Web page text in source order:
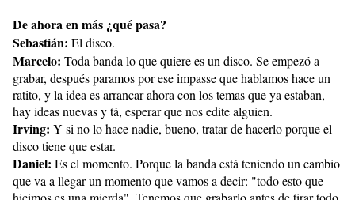
De ahora en más ¿qué pasa?
Sebastián: El disco.
Marcelo: Toda banda lo que quiere es un disco. Se empezó a
grabar, después paramos por ese impasse que hablamos hace un
ratito, y la idea es arrancar ahora con los temas que ya estaban,
hay ideas nuevas y tá, esperar que nos edite alguien.
Irving: Y si no lo hace nadie, bueno, tratar de hacerlo porque el
disco tiene que estar.
Daniel: Es el momento. Porque la banda está teniendo un cambio
que va a llegar un momento que vamos a decir: "todo esto que